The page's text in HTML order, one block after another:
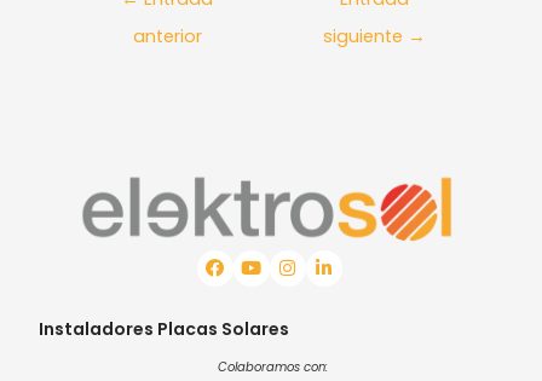
anterior
siguiente →
Instaladores Placas Solares
Colaboramos con: